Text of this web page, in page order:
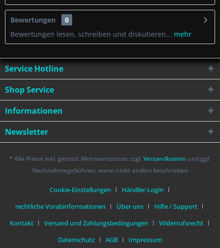
Bewertungen
0
Bewertungen lesen, schreiben und diskutieren... mehr
Service Hotline
Shop Service
Informationen
Newsletter
* Alle Preise inkl. gesetzl. Mehrwertsteuer zzgl. Versandkosten und ggf.
Nachnahmegebühren, wenn nicht anders beschrieben
Cookie-Einstellungen
Händler-Login
rechtliche Vorabinformationen
Über uns
Hilfe / Support
Kontakt
Versand und Zahlungsbedingungen
Widerrufsrecht
Datenschutz
AGB Impressum